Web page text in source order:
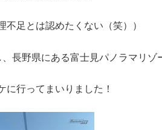
不足とは認めたくない（笑））
、長野県にある富士見パノラマリゾ
に行ってまいりました！